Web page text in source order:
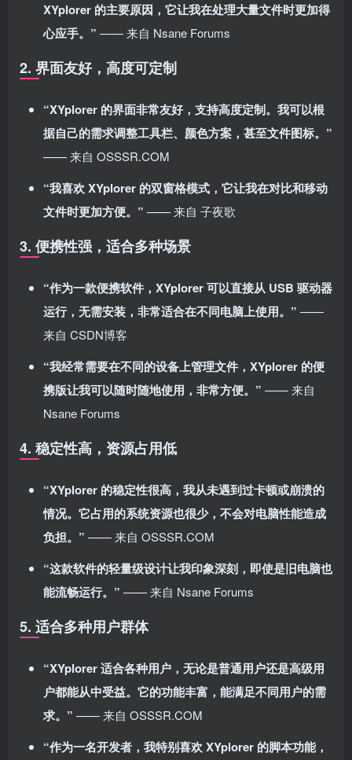
XYplorer 的主要原因，它让我在处理大量文件时更加得
心应手。” —— 来自 Nsane Forums
2. 界面友好，高度可定制
“XYplorer 的界面非常友好，支持高度定制。我可以根
据自己的需求调整工具栏、颜色方案，甚至文件图标。”
—— 来自 OSSSR.COM
“我喜欢 XYplorer 的双窗格模式，它让我在对比和移动
文件时更加方便。” —— 来自 子夜歌
3. 便携性强，适合多种场景
“作为一款便携软件，XYplorer 可以直接从 USB 驱动器
运行，无需安装，非常适合在不同电脑上使用。” ——
来自 CSDN博客
“我经常需要在不同的设备上管理文件，XYplorer 的便
携版让我可以随时随地使用，非常方便。” —— 来自
Nsane Forums
4. 稳定性高，资源占用低
“XYplorer 的稳定性很高，我从未遇到过卡顿或崩溃的
情况。它占用的系统资源也很少，不会对电脑性能造成
负担。” —— 来自 OSSSR.COM
“这款软件的轻量级设计让我印象深刻，即使是旧电脑也
能流畅运行。” —— 来自 Nsane Forums
5. 适合多种用户群体
“XYplorer 适合各种用户，无论是普通用户还是高级用
户都能从中受益。它的功能丰富，能满足不同用户的需
求。” —— 来自 OSSSR.COM
“作为一名开发者，我特别喜欢 XYplorer 的脚本功能，